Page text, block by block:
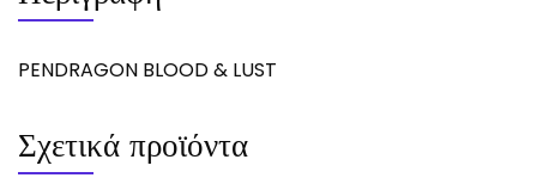
PENDRAGON BLOOD & LUST
Σχετικά προϊόντα